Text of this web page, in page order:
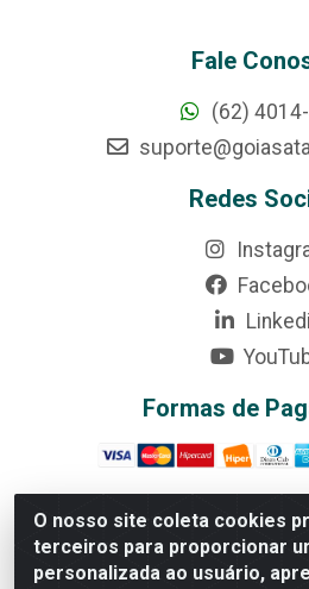
O nosso site coleta cookies
terceiros para proporcionar
personalizada ao usuário,
Fale
(62)
Redes
Formas de
Rede Brasil - Avenida
Américas II Etapa - Anápolis/